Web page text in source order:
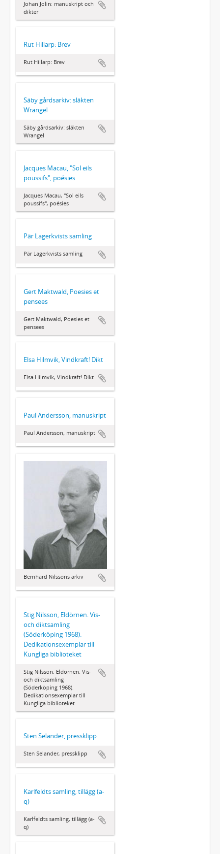
Johan Jolin: manuskript och
dikter
Rut Hillarp: Brev
Rut Hillarp: Brev
Säby gårdsarkiv: släkten
Wrangel
Säby gårdsarkiv: släkten
Wrangel
Jacques Macau, "Sol eils
poussifs", poésies
Jacques Macau, "Sol eils
poussifs", poésies
Pär Lagerkvists samling
Pär Lagerkvists samling
Gert Maktwald, Poesies et
pensees
Gert Maktwald, Poesies et
pensees
Elsa Hilmvik, Vindkraft! Dikt
Elsa Hilmvik, Vindkraft! Dikt
Paul Andersson, manuskript
Paul Andersson, manuskript
Bernhard Nilssons arkiv
Stig Nilsson, Eldörnen. Vis-
och diktsamling
(Söderköping 1968).
Dedikationsexemplar till
Kungliga biblioteket
Stig Nilsson, Eldörnen. Vis-
och diktsamling
(Söderköping 1968).
Dedikationsexemplar till
Kungliga biblioteket
Sten Selander, pressklipp
Sten Selander, pressklipp
Karlfeldts samling, tillägg (a-
q)
Karlfeldts samling, tillägg (a-
q)